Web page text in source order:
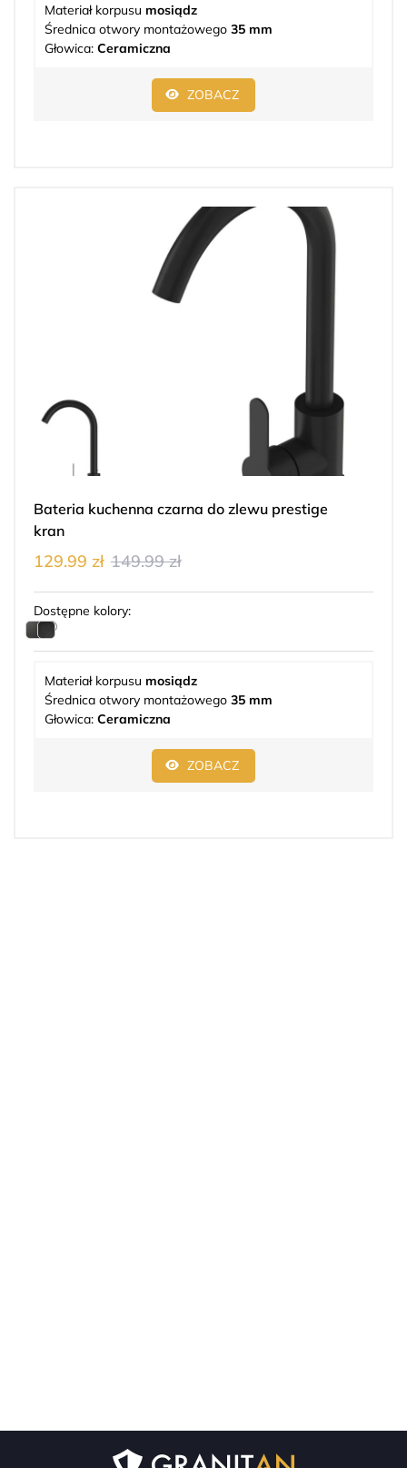
Materiał korpusu mosiądz
Średnica otwory montażowego 35 mm
Głowica: Ceramiczna
ZOBACZ
Bateria kuchenna czarna do zlewu prestige
kran
129.99 zł 149.99 zł
Dostępne kolory:
Materiał korpusu mosiądz
Średnica otwory montażowego 35 mm
Głowica: Ceramiczna
ZOBACZ